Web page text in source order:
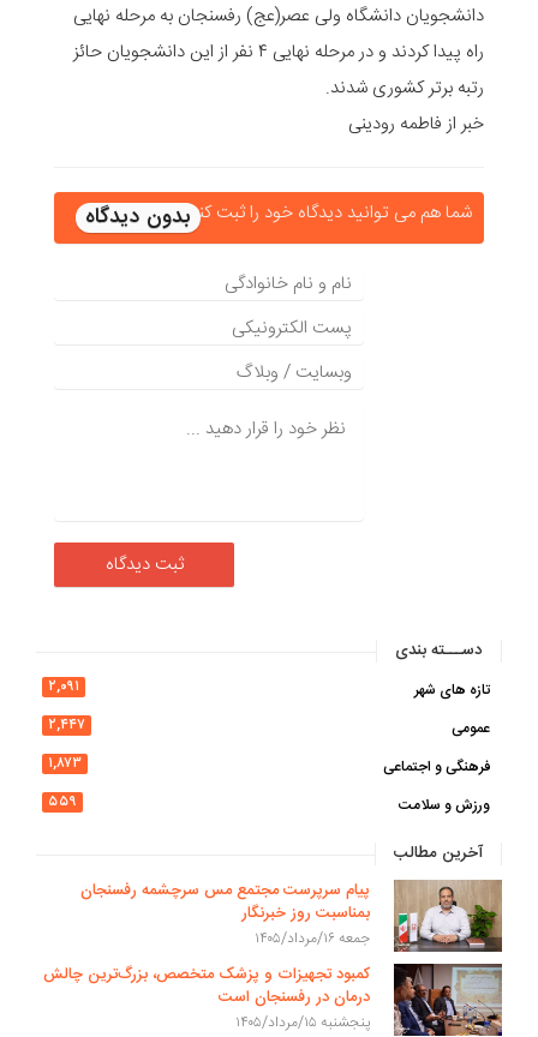
دانشجویان دانشگاه ولی عصر(عج) رفسنجان به مرحله نهایی
راه پیدا کردند و در مرحله نهایی ۴ نفر از این دانشجویان حائز
رتبه برتر کشوری شدند.
خبر از فاطمه رودینی
شما هم می توانید دیدگاه خود را ثبت کنید
دســـته بندی
تازه های شهر
۲,۰۹۱
عمومی
۲,۴۴۷
فرهنگی و اجتماعی
۱,۸۷۳
ورزش و سلامت
۵۵۹
آخرین مطالب
پیام سرپرست مجتمع مس سرچشمه رفسنجان
بمناسبت روز خبرنگار
جمعه ۱۶/مرداد/۱۴۰۵
کمبود تجهیزات و پزشک متخصص، بزرگ‌ترین چالش
درمان در رفسنجان است
پنجشنبه ۱۵/مرداد/۱۴۰۵